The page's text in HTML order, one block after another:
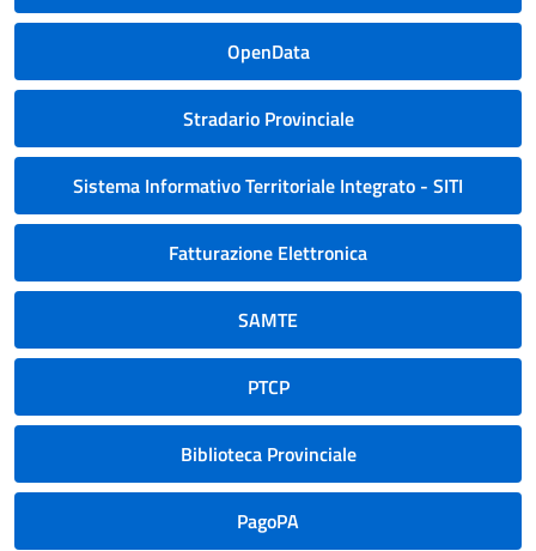
OpenData
Stradario Provinciale
Sistema Informativo Territoriale Integrato - SITI
Fatturazione Elettronica
SAMTE
PTCP
Biblioteca Provinciale
PagoPA